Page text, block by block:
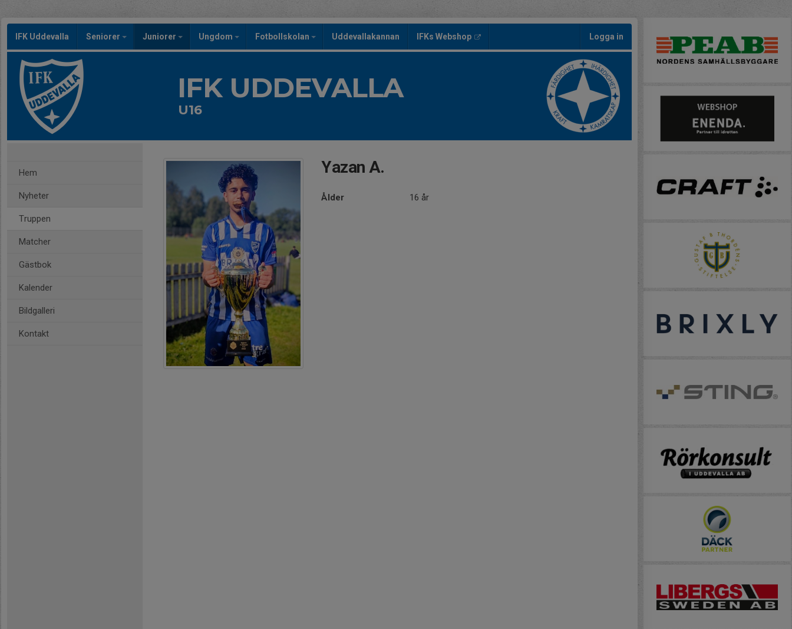
IFK Uddevalla Seniorer Juniorer Ungdom Fotbollskolan Uddevallakannan IFKs Webshop Logga in
IFK UDDEVALLA
U16
Hem
Nyheter
Truppen
Matcher
Gästbok
Kalender
Bildgalleri
Kontakt
Yazan A.
Ålder 16 år